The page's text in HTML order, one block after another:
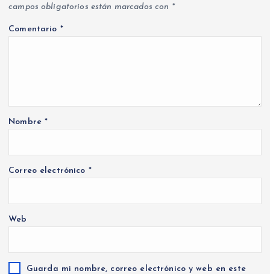
campos obligatorios están marcados con *
Comentario *
Nombre*
Correo electrónico *
Web
Guarda mi nombre, correo electrónico y web en este